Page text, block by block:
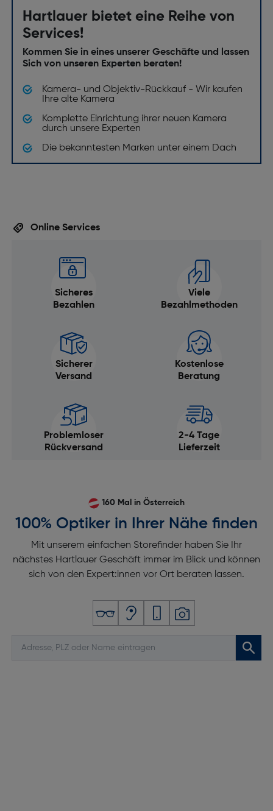
Hartlauer bietet eine Reihe von
Services!
Kommen Sie in eines unserer Geschäfte und lassen
Sich von unseren Experten beraten!
Kamera- und Objektiv-Rückkauf - Wir kaufen
Ihre alte Kamera
Komplette Einrichtung ihrer neuen Kamera
durch unsere Experten
Die bekanntesten Marken unter einem Dach
Online Services
Sicheres
Bezahlen
Viele
Bezahlmethoden
Sicherer
Versand
Kostenlose
Beratung
Problemloser
Rückversand
2-4 Tage
Lieferzeit
160 Mal in Österreich
100% Optiker in Ihrer Nähe finden
Mit unserem einfachen Storefinder haben Sie Ihr
nächstes Hartlauer Geschäft immer im Blick und können
sich von den Expert:innen vor Ort beraten lassen.